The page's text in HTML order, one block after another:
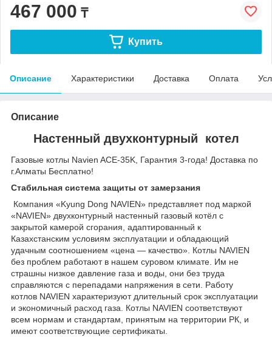
467 000 ₸
Купить
Описание Характеристики Доставка Оплата
Описание
Настенный двухконтурный котел
Газовые котлы Navien ACE-35K, Гарантия 3-года! Доставка по
г.Алматы Бесплатно!
Стабильная система защиты от замерзания
Компания «Kyung Dong NAVIEN» представляет под маркой
«NAVIEN» двухконтурный настенный газовый котёл с
закрытой камерой сгорания, адаптированный к
Казахстанским условиям эксплуатации и обладающий
удачным соотношением «цена ― качество». Котлы NAVIEN
без проблем работают в нашем суровом климате. Им не
страшны низкое давление газа и воды, они без труда
справляются с перепадами напряжения в сети. Работу
котлов NAVIEN характеризуют длительный срок эксплуатации
и экономичный расход газа. Котлы NAVIEN соответствуют
всем нормам и стандартам, принятым на территории РК, и
имеют соответствующие сертификаты.